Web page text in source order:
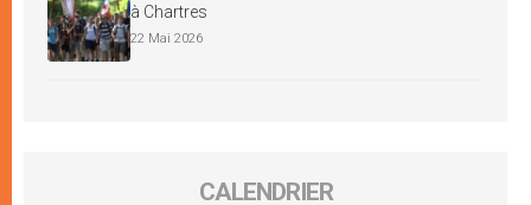
à Chartres
22 Mai 2026
CALENDRIER